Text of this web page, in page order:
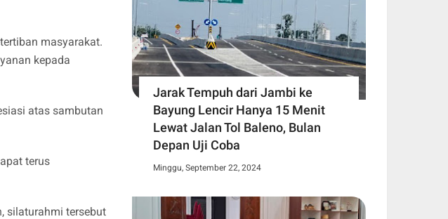
masyarakat.
kepada
atas sambutan
terus
silaturahmi tersebut
Jarak Tempuh dari Jambi ke
Bayung Lencir Hanya 15 Menit
Lewat Jalan Tol Baleno, Bulan
Depan Uji Coba
Minggu, September 22, 2024